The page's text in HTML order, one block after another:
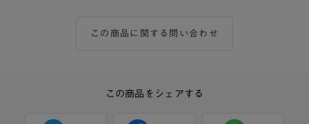
この商品に関する問い合わせ
この商品をシェアする